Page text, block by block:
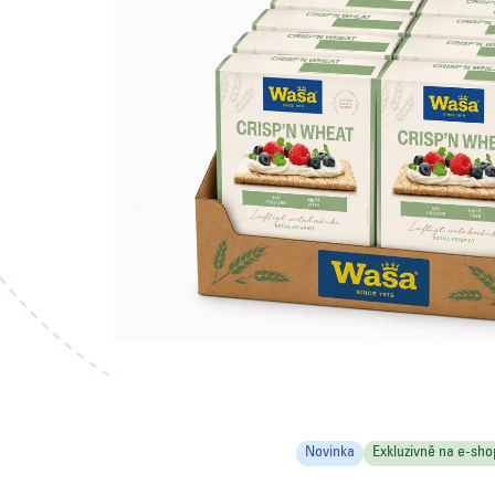
Novinka Exkluzivně na e-